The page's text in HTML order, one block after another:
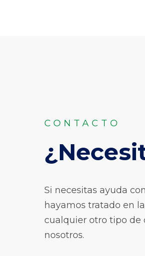
CONTACTO
Si necesitas ayuda
hayamos tratado en
cualquier otro tipo de
nosotros.